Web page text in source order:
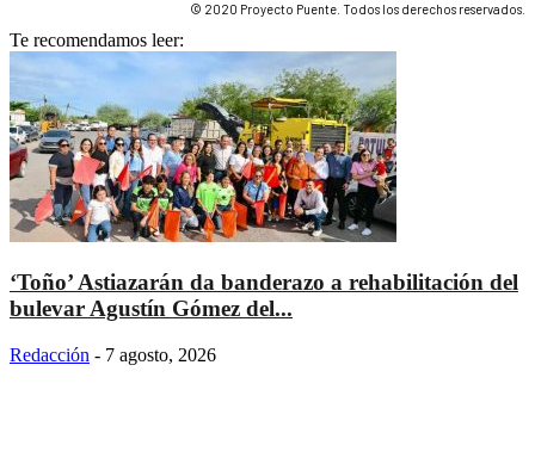
© 2020 Proyecto Puente. Todos los derechos reservados.
Te recomendamos leer:
‘Toño’ Astiazarán da banderazo a rehabilitación del
bulevar Agustín Gómez del...
Redacción - 7 agosto, 2026